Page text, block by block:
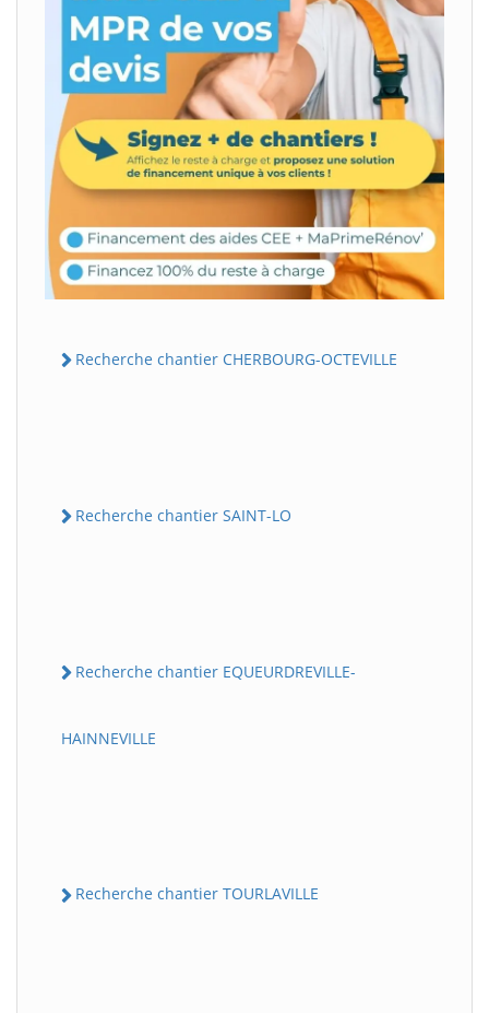
Recherche chantier CHERBOURG-OCTEVILLE
Recherche chantier SAINT-LO
Recherche chantier EQUEURDREVILLE-
HAINNEVILLE
Recherche chantier TOURLAVILLE